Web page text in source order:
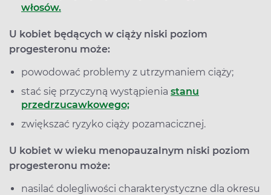
włosów.
U kobiet będących w ciąży niski poziom
progesteronu może:
powodować problemy z utrzymaniem ciąży;
stać się przyczyną wystąpienia stanu
przedrzucawkowego;
zwiększać ryzyko ciąży pozamacicznej.
U kobiet w wieku menopauzalnym niski poziom
progesteronu może:
nasilać dolegliwości charakterystyczne dla okresu